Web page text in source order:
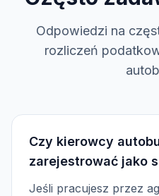
Odpowiedzi na
rozliczeń
Czy kierowcy
zarejestrować jako
Jeśli pracujesz przez